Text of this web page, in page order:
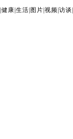
健康 生活 图片 视频 访谈